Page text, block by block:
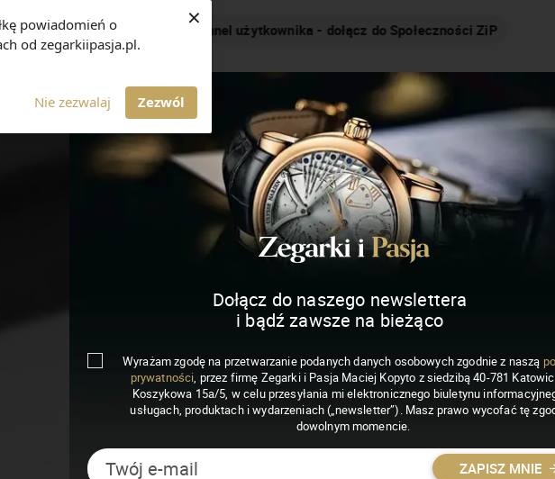
powiadomień o
od zegarkiipasja.pl.
Nie zezwalaj Zezwól
× Nakręcamy pozytywnie... cały czas!
MAGAZYN ZEGARKI I PASJA
Dołącz do naszego newslettera
i bądź zawsze na bieżąco
Wyrażam zgodę na przetwarzanie podanych danych osobowych zgodnie z naszą
prywatności, przez firmę Zegarki i Pasja Maciej Kopyto z siedzibą 40-781
Koszykowa 15a/5, w celu przesyłania mi elektronicznego biuletynu
usługach, produktach i wydarzeniach („newsletter”). Masz prawo wycofać tę
dowolnym momencie.
ZAPISZ MNIE